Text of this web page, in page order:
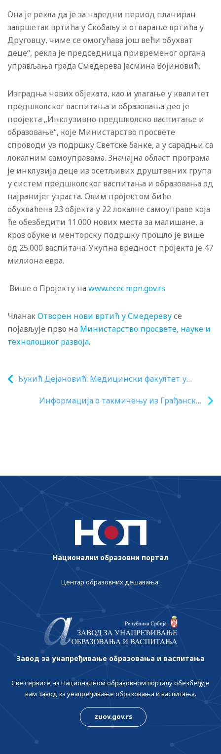
Она је рекла да је за наредни период планиран
завршетак вртића у Скобаљу и отварање вртића у
Друговцу, чиме се омогућава још већи обухват
деце“, рекла је председница привременог органа
управљања града Смедерева Јасмина Војиновић.
Изградња нових објеката, као и улагање у квалитет
предшколског васпитања и образовања део је
пројекта „Инклузивно предшколско васпитање и
образовање“, које Министарство просвете
спроводи уз подршку Светске банке, а у сарадњи са
локалним самоуправама. Значајна област програма
је инклузија деце из осетљивих друштвених група
у систем предшколског васпитања и образовања од
најранијег узраста. Овим пројектом биће
обухваћена 23 објекта у 22 локалне самоуправе која
ће обезбедити 11.000 нових места за малишане, а
кроз обуке и менторску подршку прошло је више
од 25.000 васпитача. Укупна вредност пројекта је 47
милиона евра.
Више о Пројекту на www.ecec.mpn.gov.rs
ЧланакОтворен нови вртић у Смедеревусе
појављује прво на Министарство просвете, науке и
технолошког развоја.
Ђукић Дејановић: Медицински факултет у
Информација о такмичењу из Грађанског
Национални образовни портал
Центар образовних дешавања.
Завод за унапређивање образовања и васпитања
Све сервисе на Националном образовном порталу обезбеђује
вам Завод за унапређивање образовања и васпитања.
zuov.gov.rs